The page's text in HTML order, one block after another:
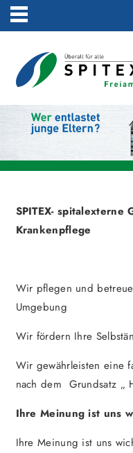
SPITEX- spitalexterne
Krankenpflege
Wir pflegen und
Umgebung
Wir fördern Ihre
Wir gewährleisten eine
nach dem Grundsatz „
Ihre Meinung ist uns
Ihre Meinung ist uns